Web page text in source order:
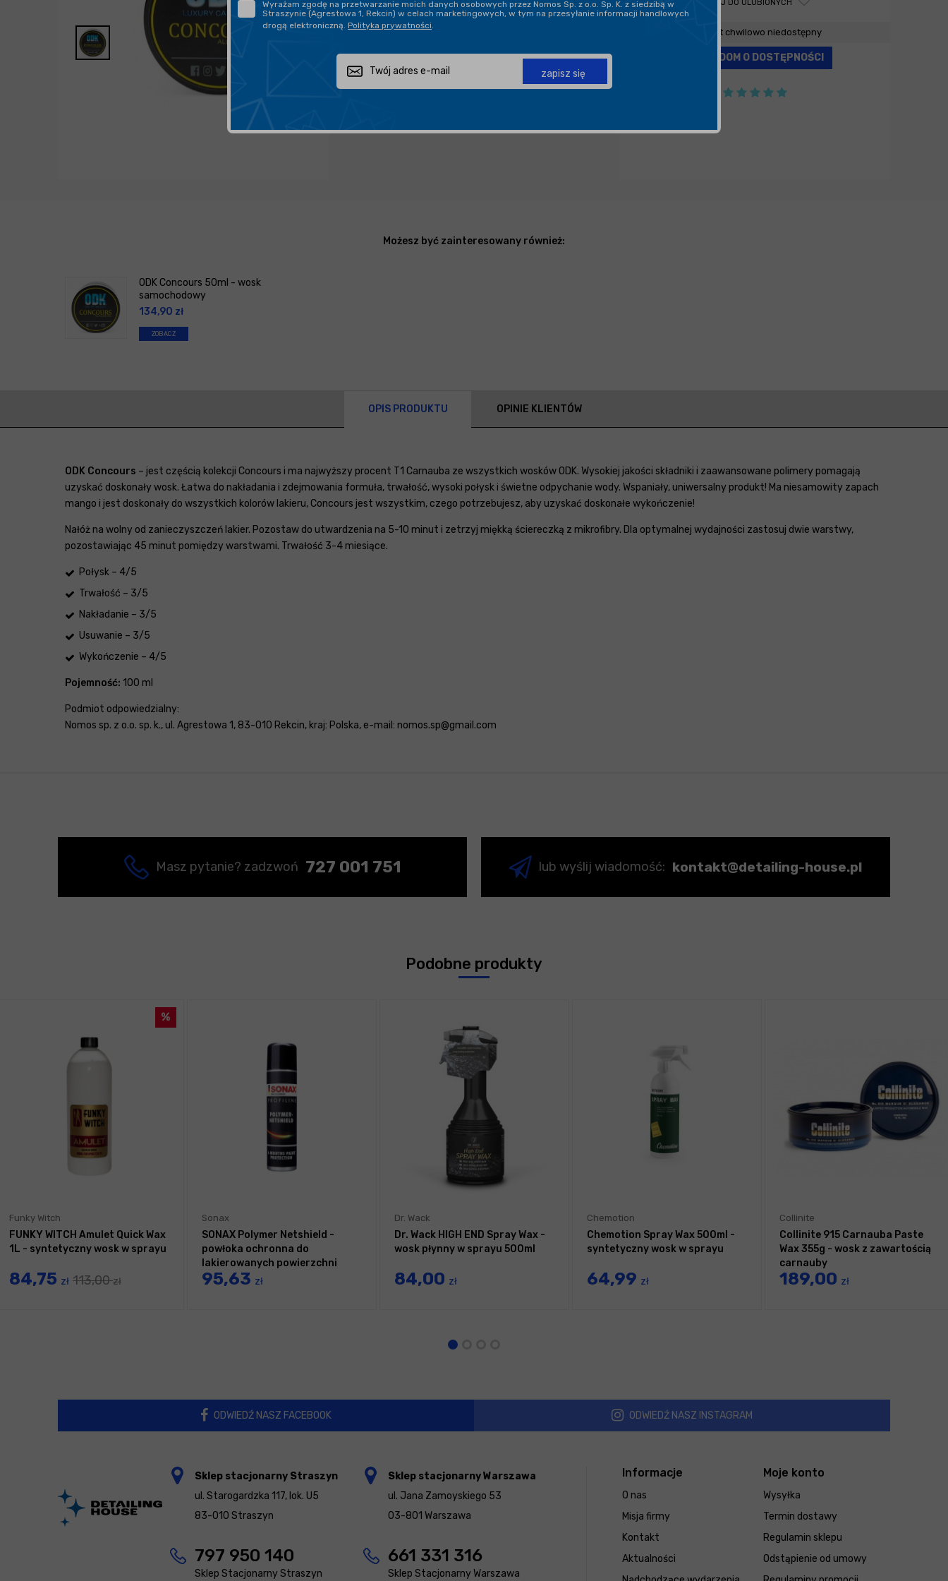
Zapytaj o produkt
DODAJ DO ULUBIONYCH
Produkt chwilowo niedostępny
POWIADOM O DOSTĘPNOŚCI
Możesz być zainteresowany również:
ODK Concours 50ml - wosk
samochodowy
134,90 zł
ZOBACZ
OPIS PRODUKTU OPINIE KLIENTÓW
ODK Concours – jest częścią kolekcji Concours i ma najwyższy procent T1 Carnauba ze wszystkich wosków ODK. Wysokiej jakości składniki i zaawansowane polimery pomagają
uzyskać doskonały wosk. Łatwa do nakładania i zdejmowania formuła, trwałość, wysoki połysk i świetne odpychanie wody. Wspaniały, uniwersalny produkt! Ma niesamowity zapach
mango i jest doskonały do wszystkich kolorów lakieru, Concours jest wszystkim, czego potrzebujesz, aby uzyskać doskonałe wykończenie!
Nałóż na wolny od zanieczyszczeń lakier. Pozostaw do utwardzenia na 5-10 minut i zetrzyj miękką ściereczką z mikrofibry. Dla optymalnej wydajności zastosuj dwie warstwy,
pozostawiając 45 minut pomiędzy warstwami. Trwałość 3-4 miesiące.
Połysk – 4/5
Trwałość – 3/5
Nakładanie – 3/5
Usuwanie – 3/5
Wykończenie – 4/5
Pojemność: 100 ml
Podmiot odpowiedzialny:
Nomos sp. z o.o. sp. k., ul. Agrestowa 1, 83-010 Rekcin, kraj: Polska, e-mail: nomos.sp@gmail.com
Masz pytanie? zadzwoń 727 001 751 lub wyślij wiadomość: kontakt@detailing-house.pl
Podobne produkty
Funky Witch
FUNKY WITCH Amulet Quick Wax
1L - syntetyczny wosk w sprayu
84,75 zł 113,00zł
Sonax
SONAX Polymer Netshield -
powłoka ochronna do
lakierowanych powierzchni
95,63 zł
Dr. Wack
Dr. Wack HIGH END Spray Wax -
wosk płynny w sprayu 500ml
84,00 zł
Chemotion
Chemotion Spray Wax 500ml -
syntetyczny wosk w sprayu
64,99 zł
Collinite
Collinite 915 Carnauba Paste
Wax 355g - wosk z zawartością
carnauby
189,00 zł
ODWIEDŹ NASZ FACEBOOK ODWIEDŹ NASZ INSTAGRAM
Wyrażam zgodę na przetwarzanie moich danych osobowych przez Nomos Sp. z o.o. Sp. K. z siedzibą w
Straszynie (Agrestowa 1, Rekcin) w celach marketingowych, w tym na przesyłanie informacji handlowych
drogą elektroniczną. Polityka prywatności
zapisz się
Informacje
O nas
Misja firmy
Kontakt
Aktualności
Moje konto
Wysyłka
Termin dostawy
Regulamin sklepu
Odstąpienie od umowy
Sklep stacjonarny Straszyn
ul. Starogardzka 117, lok. U5
83-010 Straszyn
797 950 140
Sklep Stacjonarny Straszyn
Sklep stacjonarny Warszawa
ul. Jana Zamoyskiego 53
03-801 Warszawa
661 331 316
Sklep Stacjonarny Warszawa